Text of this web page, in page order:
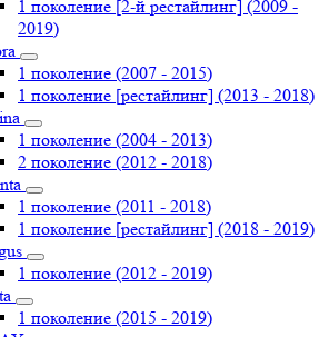
1 поколение [2-й рестайлинг] (2009 -
2019)
1 поколение (2007 - 2015)
1 поколение [рестайлинг] (2013 - 2018)
1 поколение (2004 - 2013)
2 поколение (2012 - 2018)
1 поколение (2011 - 2018)
1 поколение [рестайлинг] (2018 - 2019)
1 поколение (2012 - 2019)
1 поколение (2015 - 2019)